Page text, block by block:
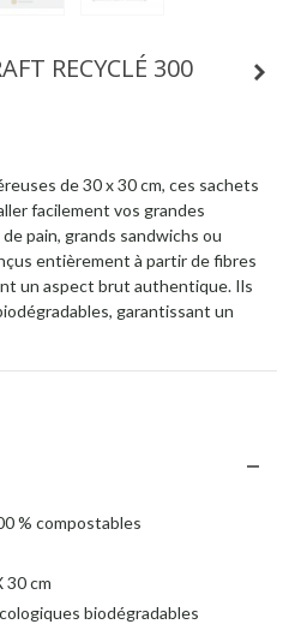
RECYCLÉ 300
de 30 x 30 cm, ces sachets
facilement vos grandes
pain, grands sandwichs ou
entièrement à partir de fibres
un aspect brut authentique. Ils
garantissant un
% compostables
30 cm
biodégradables